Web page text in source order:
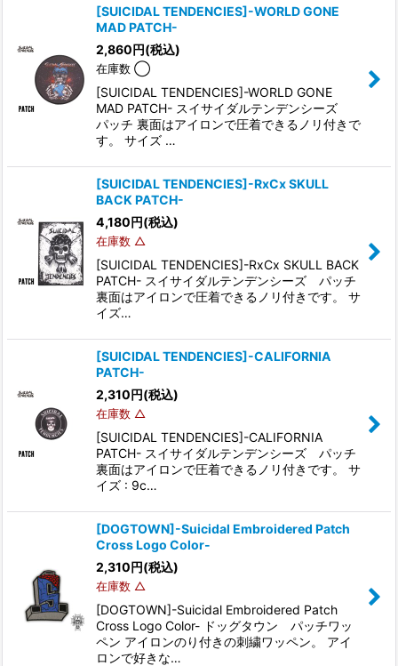
[SUICIDAL TENDENCIES]-WORLD GONE
MAD PATCH-
2,860円(税込)
在庫数 ◯
[SUICIDAL TENDENCIES]-WORLD GONE
MAD PATCH- スイサイダルテンデンシーズ
パッチ 裏面はアイロンで圧着できるノリ付きで
す。 サイズ …
[SUICIDAL TENDENCIES]-RxCx SKULL
BACK PATCH-
4,180円(税込)
在庫数 △
[SUICIDAL TENDENCIES]-RxCx SKULL BACK
PATCH- スイサイダルテンデンシーズ パッチ
裏面はアイロンで圧着できるノリ付きです。 サ
イズ…
[SUICIDAL TENDENCIES]-CALIFORNIA
PATCH-
2,310円(税込)
在庫数 △
[SUICIDAL TENDENCIES]-CALIFORNIA
PATCH- スイサイダルテンデンシーズ パッチ
裏面はアイロンで圧着できるノリ付きです。 サ
イズ : 9c…
[DOGTOWN]-Suicidal Embroidered Patch
Cross Logo Color-
2,310円(税込)
在庫数 △
[DOGTOWN]-Suicidal Embroidered Patch
Cross Logo Color- ドッグタウン パッチワッ
ペン アイロンのり付きの刺繍ワッペン。 アイ
ロンで好きな…